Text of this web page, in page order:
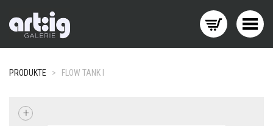
Menü wechseln
PRODUKTE > FLOW TANK I
+